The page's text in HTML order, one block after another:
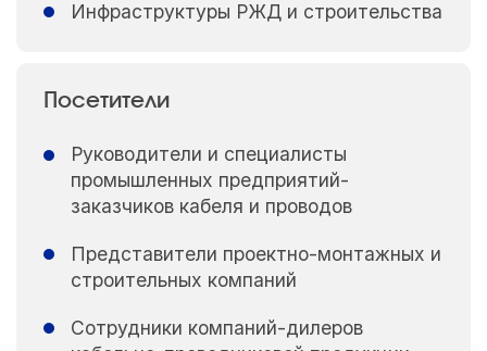
Инфраструктуры РЖД и строительства
Посетители
Руководители и специалисты
промышленных предприятий-
заказчиков кабеля и проводов
Представители проектно-монтажных и
строительных компаний
Сотрудники компаний-дилеров